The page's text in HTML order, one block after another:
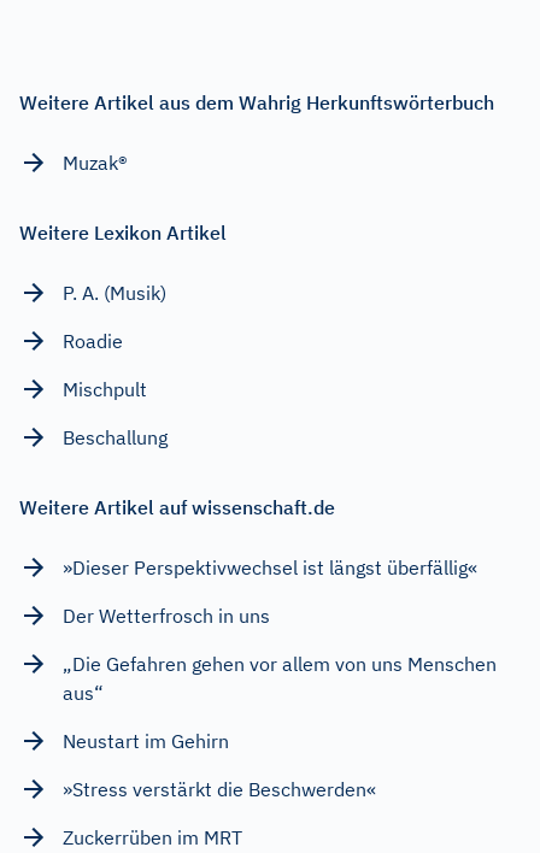
Weitere Artikel aus dem Wahrig Herkunftswörterbuch
Muzak®
Weitere Lexikon Artikel
P. A. (Musik)
Roadie
Mischpult
Beschallung
Weitere Artikel auf wissenschaft.de
»Dieser Perspektivwechsel ist längst überfällig«
Der Wetterfrosch in uns
„Die Gefahren gehen vor allem von uns Menschen
aus“
Neustart im Gehirn
»Stress verstärkt die Beschwerden«
Zuckerrüben im MRT